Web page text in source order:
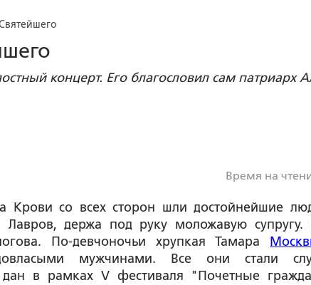
концерт. Его благословил сам патриарх
Время на
Крови со всех сторон шли достойнейшие
Лавров, держа под руку моложавую
По-девчоночьи хрупкая Тамара
мужчинами. Все они стали
в рамках V фестиваля "Почетные